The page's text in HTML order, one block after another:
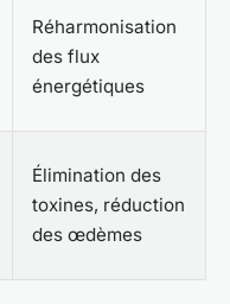
Réharmonisation
des flux
énergétiques
Élimination des
toxines, réduction
des œdèmes